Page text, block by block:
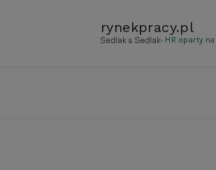
rynekpracy.pl
- HR oparty